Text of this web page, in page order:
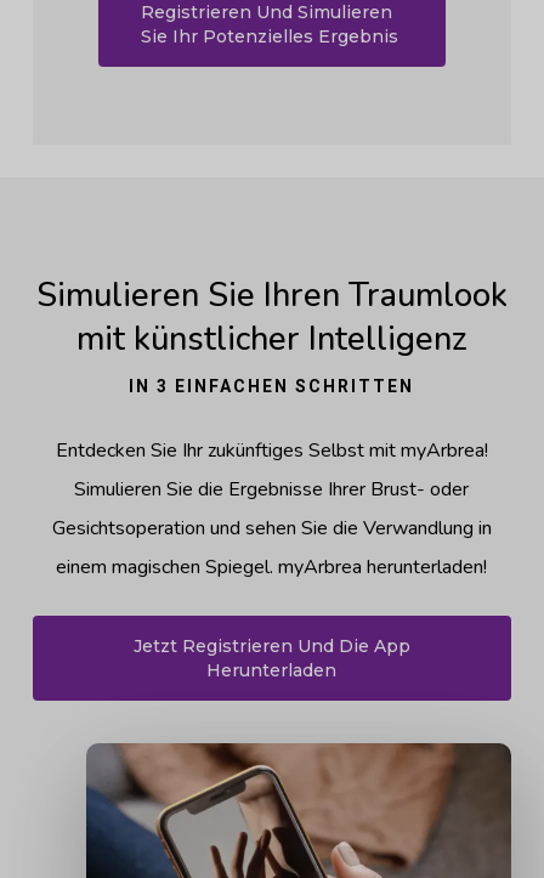
Registrieren Und Simulieren
Sie Ihr Potenzielles Ergebnis
Simulieren Sie Ihren Traumlook
mit künstlicher Intelligenz
IN 3 EINFACHEN SCHRITTEN
Entdecken Sie Ihr zukünftiges Selbst mit myArbrea!
Simulieren Sie die Ergebnisse Ihrer Brust- oder
Gesichtsoperation und sehen Sie die Verwandlung in
einem magischen Spiegel. myArbrea herunterladen!
Jetzt Registrieren Und Die App
Herunterladen